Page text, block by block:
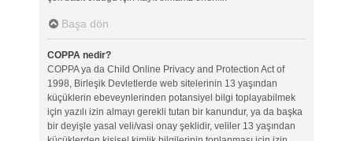
Başa dön
COPPA nedir?
COPPA ya da Child Online Privacy and Protection Act of
1998, Birleşik Devletlerde web sitelerinin 13 yaşından
küçüklerin ebeveynlerinden potansiyel bilgi toplayabilmek
için yazılı izin almayı gerekli tutan bir kanundur, ya da başka
bir deyişle yasal veli/vasi onay şeklidir, veliler 13 yaşından